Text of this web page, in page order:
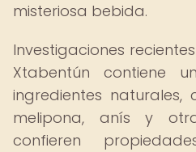
misteriosa bebida.
Investigaciones
Xtabentún contiene
ingredientes
melipona, anís y
confieren